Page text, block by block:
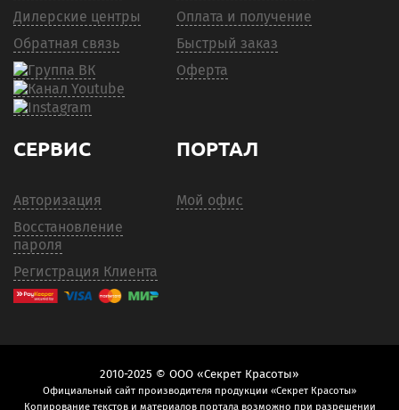
Дилерские центры
Обратная связь
Оплата и получение
Быстрый заказ
Оферта
СЕРВИС
Авторизация
Восстановление
пароля
Регистрация Клиента
ПОРТАЛ
Мой офис
2010-2025 © ООО «Секрет Красоты»
Официальный сайт производителя продукции «Секрет Красоты»
Копирование текстов и материалов портала возможно при разрешении